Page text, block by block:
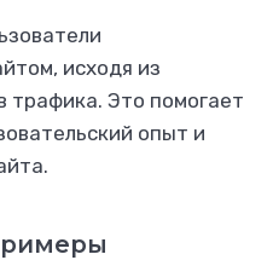
исходя из
трафика. Это помогает
опыт и